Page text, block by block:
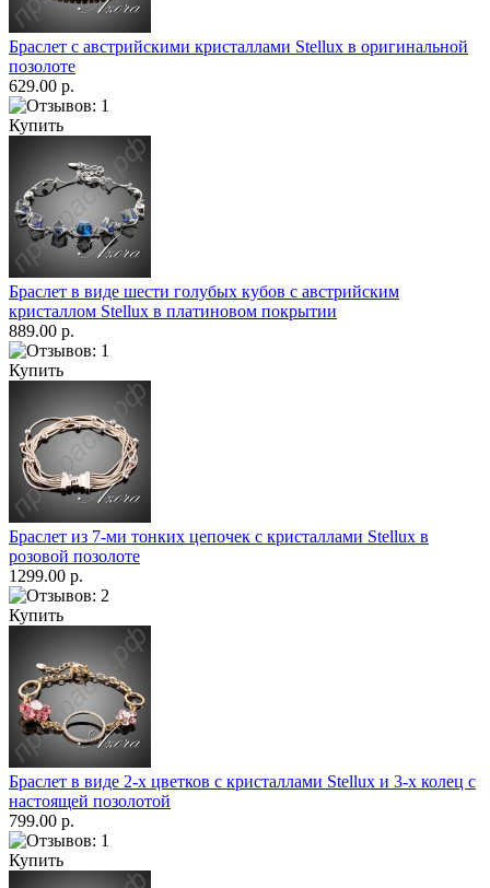
Браслет с австрийскими кристаллами Stellux в оригинальной
позолоте
629.00 р.
Купить
Браслет в виде шести голубых кубов с австрийским
кристаллом Stellux в платиновом покрытии
889.00 р.
Купить
Браслет из 7-ми тонких цепочек с кристаллами Stellux в
розовой позолоте
1299.00 р.
Купить
Браслет в виде 2-х цветков с кристаллами Stellux и 3-х колец с
настоящей позолотой
799.00 р.
Купить